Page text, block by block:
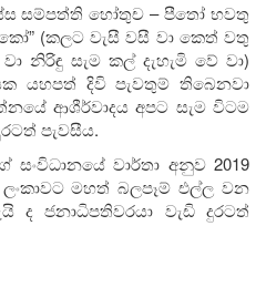
සම්පත්ති හෝතුච – පීතෝ භවතු
(කලට වැසී වසී වා කෙත් වතු
නිරිඳු සැම කල් දැහැමි වේ වා)
යහපත් දිවි පැවතුම් තිබෙනවා
ආශීර්වාදය අපට සැම විටම
පැවසීය.
වාර්තා අනුව 2019
මහත් බලපෑම් එල්ල වන
ද ජනාධිපතිවරයා වැඩි දුරටත්